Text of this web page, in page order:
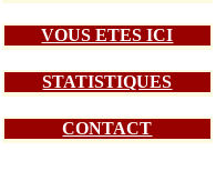
VOUS ETES ICI
STATISTIQUES
CONTACT